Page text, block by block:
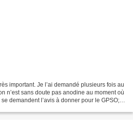
important. Je l’ai demandé plusieurs fois au
n’est sans doute pas anodine au moment où
demandent l’avis à donner pour le GPSO;